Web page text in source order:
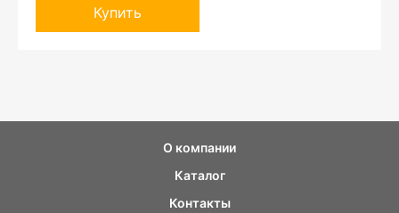
Купить
О компании
Каталог
Контакты